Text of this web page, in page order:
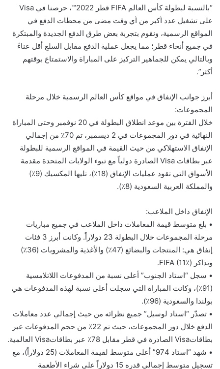
“بالنسبة لبطولة كأس العالم FIFA قطر 2022™، حرصنا في Visa
على تشغيل عدد أكبر من أي وقت مضى من محطات الدفع في
المواقع الرسمية، ونقوم بتجربة بعض طرق الدفع الجديدة والمبتكرة
في جميع أنحاء قطر؛ مما يجعل عملية الدفع مقابل السلع أقل عناءً
وبالتالي يمكن للجماهير التركيز على المباراة والاستمتاع بوقتهم
أكثر”.
أبرز جوانب الإنفاق في مواقع كأس العالم الرسمية خلال مرحلة
المجموعات:
خلال الفترة بين موعد انطلاق البطولة في 20 نوفمبر وحتى المباراة
النهائية في دور المجموعات في 2 ديسمبر، تم 70٪ من إجمالي
الإنفاق الاستهلاكي من حيث القيمة في المواقع الرسمية للبطولة
عبر بطاقات Visa الصادرة دولياً مع تبوء الولايات المتحدة مقدمة
الأسواق التي تقود عمليات الإنفاق (18٪)، تليها المكسيك (9٪)
والمملكة العربية السعودية (8٪).
الإنفاق داخل الملاعب:
• بلغ متوسط قيمة المعاملات داخل الملاعب في جميع مباريات
مرحلة المجموعات خلال البطولة 23 دولاراً. وكانت أبرز 3 فئات
إنفاق هي: المنتجات والبضائع (47٪) والأغذية والمشروبات (36٪)
وتذاكر FIFA (11٪).
• سجل “استاد الجنوب” أعلى نسبة من المدفوعات اللاتلامسية
(91٪)، وكانت المباراة التي سجلت أعلى نسبة لهذه المدفوعات هي
بولندا والسعودية (96٪).
• تصدّر “استاد لوسيل” جميع نظرائه من حيث إجمالي عدد معاملات
الدفع خلال دور المجموعات، حيث تم 22٪ من حجم المدفوعات عبر
بطاقاتVisa الصادرة في قطر مقابل 78٪ عبر بطاقاتVisa العالمية.
• شهد “استاد 974” أعلى متوسط لقيمة المعاملات (25 دولاراً)، مع
تسجيل متوسط إجمالي قدره 15 دولاراً على شراء الأطعمة